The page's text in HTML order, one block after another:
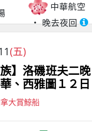
中華航空
晚去夜回
(五)
族】洛磯班夫二
、西雅圖１２日
大賞鯨船